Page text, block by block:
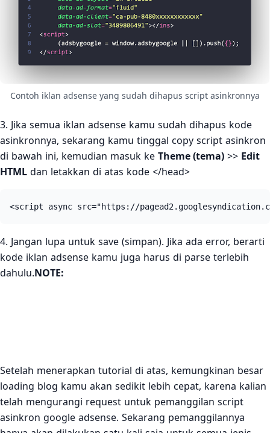
Contoh iklan adsense yang sudah dihapus script asinkronnya
3. Jika semua iklan adsense kamu sudah dihapus kode
asinkronnya, sekarang kamu tinggal copy script asinkron
di bawah ini, kemudian masuk ke Theme (tema) >> Edit
HTML dan letakkan di atas kode </head>
<script async src="https://
4. Jangan lupa untuk save (simpan). Jika ada error, berarti
kode iklan adsense kamu juga harus di parse terlebih
dahulu.NOTE:
Setelah menerapkan tutorial di atas, kemungkinan besar
loading blog kamu akan sedikit lebih cepat, karena kalian
telah mengurangi request untuk pemanggilan script
asinkron google adsense. Sekarang pemanggilannya